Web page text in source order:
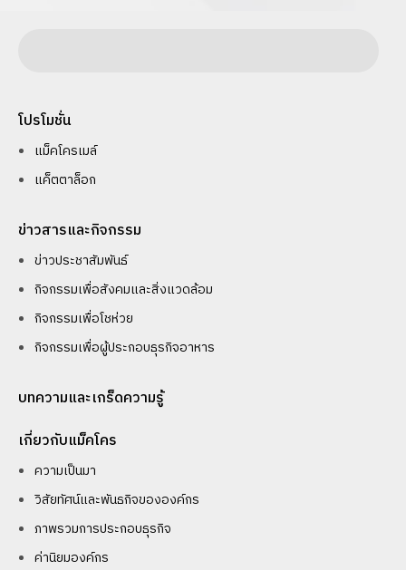
โปรโมชั่น
แม็คโครเมล์
แค็ตตาล็อก
ข่าวสารและกิจกรรม
ข่าวประชาสัมพันธ์
กิจกรรมเพื่อสังคมและสิ่งแวดล้อม
กิจกรรมเพื่อโชห่วย
กิจกรรมเพื่อผู้ประกอบธุรกิจอาหาร
บทความและเกร็ดความรู้
เกี่ยวกับแม็คโคร
ความเป็นมา
วิสัยทัศน์และพันธกิจขององค์กร
ภาพรวมการประกอบธุรกิจ
ค่านิยมองค์กร